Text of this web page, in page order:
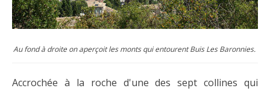
Au fond à droite on aperçoit les monts qui entourent Buis Les Baronnies.
Accrochée à la roche d'une des sept collines qui